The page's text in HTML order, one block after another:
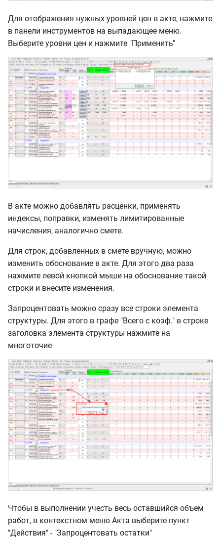
Для отображения нужных уровней цен в акте, нажмите
в панели инструментов на выпадающее меню.
Выберите уровни цен и нажмите "Применить"
В акте можно добавлять расценки, применять
индексы, поправки, изменять лимитированные
начисления, аналогично смете.
Для строк, добавленных в смете вручную, можно
изменить обоснование в акте. Для этого два раза
нажмите левой кнопкой мыши на обоснование такой
строки и внесите изменения.
Запроцентовать можно сразу все строки элемента
структуры. Для этого в графе "Всего с коэф." в строке
заголовка элемента структуры нажмите на
многоточие
Чтобы в выполнении учесть весь оставшийся объем
работ, в контекстном меню Акта выберите пункт
"Действия" - "Запроцентовать остатки"